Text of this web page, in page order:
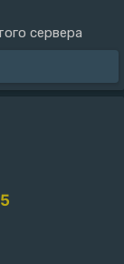
сервера